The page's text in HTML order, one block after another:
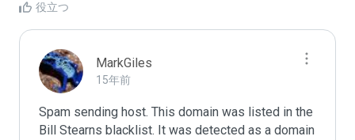
役立つ
MarkGiles
15年前
Spam sending host. This domain was listed in the
Bill Stearns blacklist. It was detected as a domain